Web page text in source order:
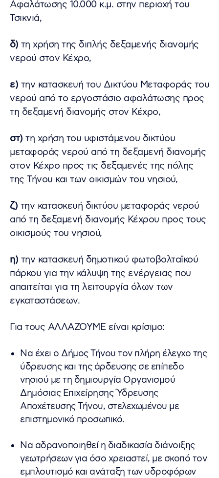
Αφαλάτωσης 10.000 κ.μ. στην περιοχή του
Τσικνιά,
δ) τη χρήση της διπλής δεξαμενής διανομής
νερού στον Κέχρο,
ε) την κατασκευή του Δικτύου Μεταφοράς του
νερού από το εργοστάσιο αφαλάτωσης προς
τη δεξαμενή διανομής στον Κέχρο,
στ) τη χρήση του υφιστάμενου δικτύου
μεταφοράς νερού από τη δεξαμενή διανομής
στον Κέχρο προς τις δεξαμενές της πόλης
της Τήνου και των οικισμών του νησιού,
ζ) την κατασκευή δικτύου μεταφοράς νερού
από τη δεξαμενή διανομής Κέχρου προς τους
οικισμούς του νησιού,
η) την κατασκευή δημοτικού φωτοβολταϊκού
πάρκου για την κάλυψη της ενέργειας που
απαιτείται για τη λειτουργία όλων των
εγκαταστάσεων.
Για τους ΑΛΛΑΖΟΥΜΕ είναι κρίσιμο:
Να έχει ο Δήμος Τήνου τον πλήρη έλεγχο της
ύδρευσης και της άρδευσης σε επίπεδο
νησιού με τη δημιουργία Οργανισμού
Δημόσιας Επιχείρησης Ύδρευσης
Αποχέτευσης Τήνου, στελεχωμένου με
επιστημονικό προσωπικό.
Να αδρανοποιηθεί η διαδικασία διάνοιξης
γεωτρήσεων για όσο χρειαστεί, με σκοπό τον
εμπλουτισμό και ανάταξη των υδροφόρων